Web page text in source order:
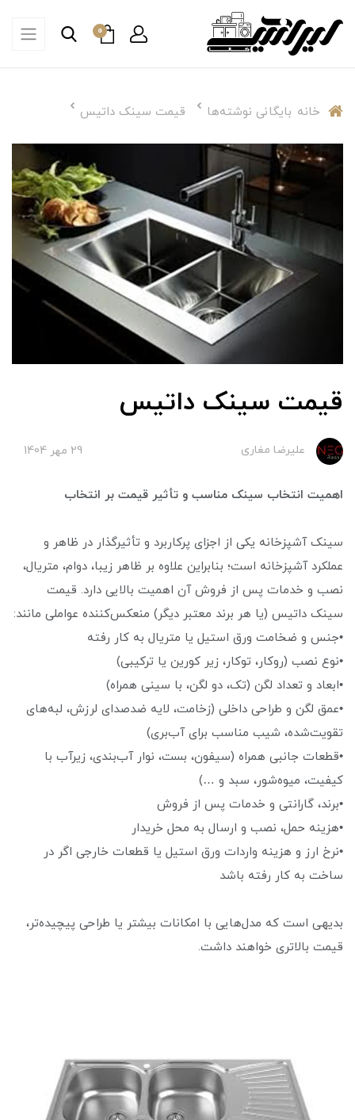
0
خانه بایگانی نوشته‌ها قیمت سینک داتیس
قیمت سینک داتیس
علیرضا مغاری 29 مهر 1404
اهمیت انتخاب سینک مناسب و تأثیر قیمت بر انتخاب
سینک آشپزخانه یکی از اجزای پرکاربرد و تأثیرگذار در ظاهر و
عملکرد آشپزخانه است؛ بنابراین علاوه بر ظاهر زیبا، دوام، متریال،
نصب و خدمات پس از فروش آن اهمیت بالایی دارد. قیمت
سینک داتیس (یا هر برند معتبر دیگر) منعکس‌کننده عواملی مانند:
•جنس و ضخامت ورق استیل یا متریال به کار رفته
•نوع نصب (روکار، توکار، زیر کورین یا ترکیبی)
•ابعاد و تعداد لگن (تک، دو لگن، با سینی همراه)
•عمق لگن و طراحی داخلی (زخامت، لایه ضدصدای لرزش، لبه‌های
تقویت‌شده، شیب مناسب برای آب‌بری)
•قطعات جانبی همراه (سیفون، بست، نوار آب‌بندی، زیرآب با
کیفیت، میوه‌شور، سبد و …)
•برند، گارانتی و خدمات پس از فروش
•هزینه حمل، نصب و ارسال به محل خریدار
•نرخ ارز و هزینه واردات ورق استیل یا قطعات خارجی اگر در
ساخت به کار رفته باشد
بدیهی است که مدل‌هایی با امکانات بیشتر یا طراحی پیچیده‌تر،
قیمت بالاتری خواهند داشت.